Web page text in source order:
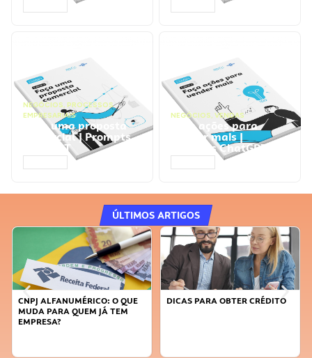
NEGÓCIOS, PROCESSOS
EMPRESARIAIS
Faça uma proposta
comercial | Prompts
ChatGPT
NEGÓCIOS, VENDAS
Faça ações para
vender mais |
Prompts ChatGPT
ÚLTIMOS ARTIGOS
CNPJ ALFANUMÉRICO: O QUE
MUDA PARA QUEM JÁ TEM
EMPRESA?
DICAS PARA OBTER CRÉDITO